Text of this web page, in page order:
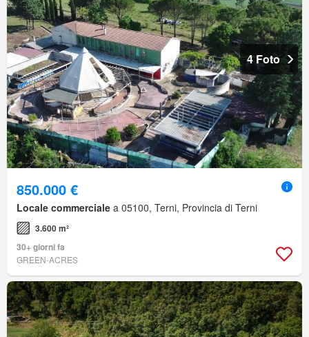
4 Foto
850.000 €
Locale commerciale a 05100, Terni, Provincia di Terni
3.600 m²
30+ giorni fa
GREEN-ACRES